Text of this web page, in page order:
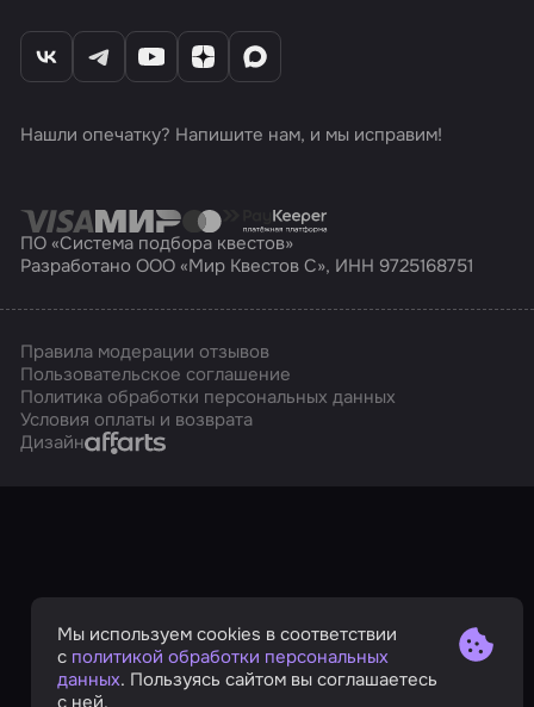
Нашли опечатку? Напишите нам, и мы исправим!
ПО «Система подбора квестов»
Разработано ООО «Мир Квестов С», ИНН 9725168751
Правила модерации отзывов
Пользовательское соглашение
Политика обработки персональных данных
Условия оплаты и возврата
ДизайнAffarts
Мы используем cookies в соответствии
с политикой обработки персональных
данных. Пользуясь сайтом вы соглашаетесь
с ней.